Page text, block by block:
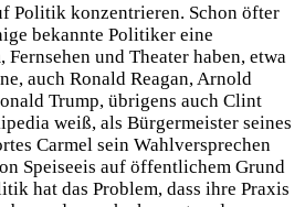
Politik konzentrieren. Schon öfter
bekannte Politiker eine
und Theater haben, etwa
auch Ronald Reagan, Arnold
Trump, übrigens auch Clint
weiß, als Bürgermeister seines
Carmel sein Wahlversprechen
Speiseeis auf öffentlichem Grund
hat das Problem, dass ihre Praxis